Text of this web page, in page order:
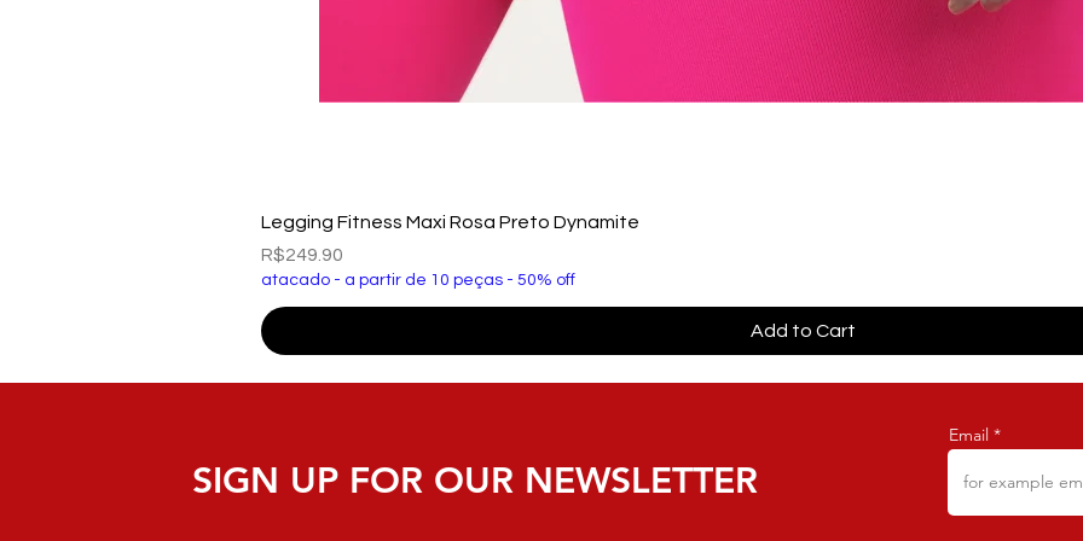
Legging Fitness Maxi Rosa Preto Dynamite
Price
R$249.90
atacado - a partir de 10 peças - 50% off
Add to Cart
SIGN UP FOR OUR NEWSLETTER
Email